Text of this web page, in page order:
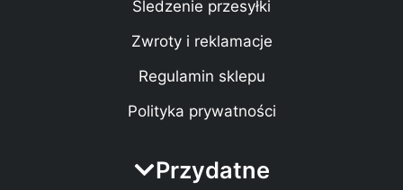
Śledzenie przesyłki
Zwroty i reklamacje
Regulamin sklepu
Polityka prywatności
Przydatne